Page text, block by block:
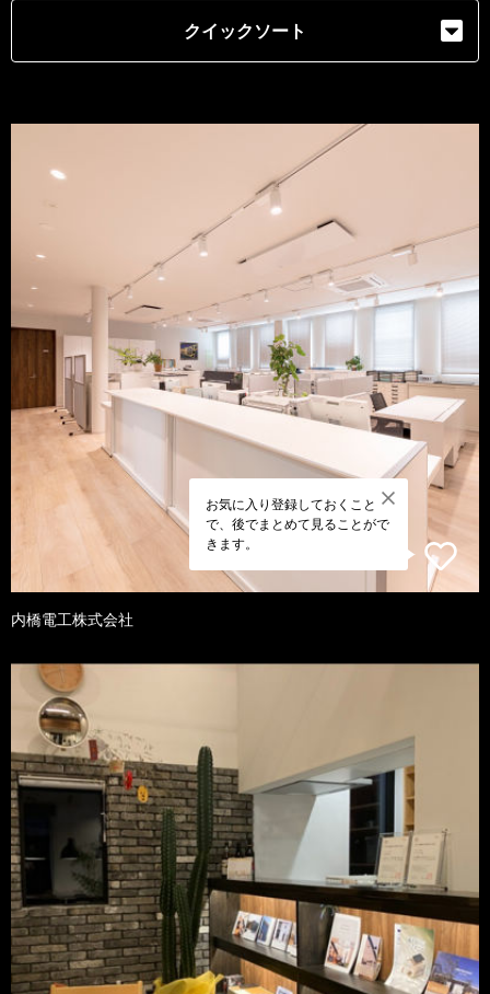
クイックソート
お気に入り登録しておくこと
で、後でまとめて見ることがで
きます。
内橋電工株式会社